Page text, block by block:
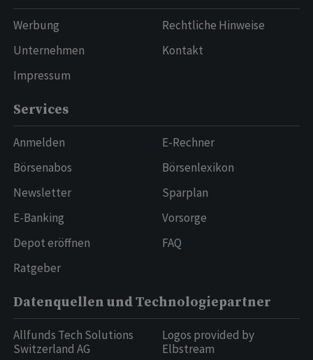
Werbung
Unternehmen
Impressum
Rechtliche Hinweise
Kontakt
Services
Anmelden
Börsenabos
Newsletter
E-Banking
Depot eröffnen
Ratgeber
E-Rechner
Börsenlexikon
Sparplan
Vorsorge
FAQ
Datenquellen und Technologiepartner
Allfunds Tech Solutions
Switzerland AG
Logos provided by
Elbstream